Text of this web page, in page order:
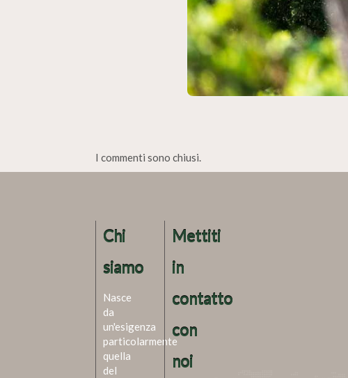
I commenti sono chiusi.
Chi
siamo
Nasce
da
un'esigenza
particolarmente
quella
del
Mettiti
in
contatto
con
noi